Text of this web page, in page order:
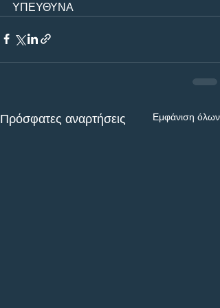
ΥΠΕΥΘΥΝΑ
Πρόσφατες αναρτήσεις Εμφάνιση όλων